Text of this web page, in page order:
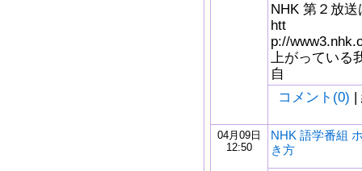
NHK 第２放
htt
p://
上がっている
自
コメント(0) |
04月09日
12:50
NHK 語学番組
き方